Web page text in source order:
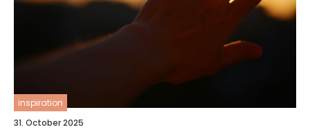
inspiration
31. October 2025